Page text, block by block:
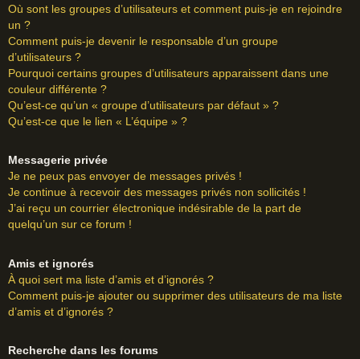
Où sont les groupes d’utilisateurs et comment puis-je en rejoindre
un ?
Comment puis-je devenir le responsable d’un groupe
d’utilisateurs ?
Pourquoi certains groupes d’utilisateurs apparaissent dans une
couleur différente ?
Qu’est-ce qu’un « groupe d’utilisateurs par défaut » ?
Qu’est-ce que le lien « L’équipe » ?
Messagerie privée
Je ne peux pas envoyer de messages privés !
Je continue à recevoir des messages privés non sollicités !
J’ai reçu un courrier électronique indésirable de la part de
quelqu’un sur ce forum !
Amis et ignorés
À quoi sert ma liste d’amis et d’ignorés ?
Comment puis-je ajouter ou supprimer des utilisateurs de ma liste
d’amis et d’ignorés ?
Recherche dans les forums